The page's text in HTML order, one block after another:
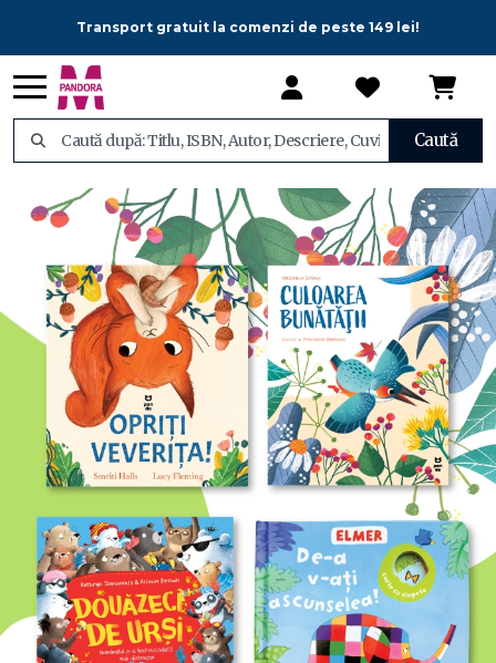
Transport gratuit la comenzi de peste 149 lei!
Caută